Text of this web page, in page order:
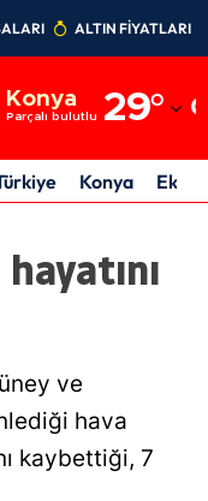
ALTIN FİYATLARI
Konya
Parçalı bulutlu 29°
Adıyaman
Afyonkarahisar
Amasya
Artvin
Aydın
Konya
ve
hava
kaybettiği, 7